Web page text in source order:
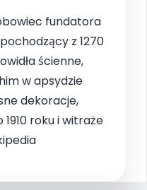
fundatora
z 1270
ścienne,
w apsydzie
dekoracje,
1910 roku i witraże